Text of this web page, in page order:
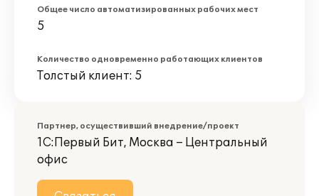
Общее число автоматизированных рабочих мест
5
Количество одновременно работающих клиентов
Толстый клиент: 5
Партнер, осуществивший внедрение/проект
1С:Первый Бит, Москва – Центральный
офис